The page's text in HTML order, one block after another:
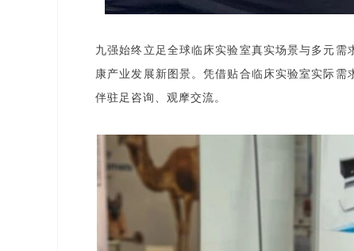
九强始终立足全球临床实验室真实场景与多元
康产业发展新图景。凭借贴合临床实验室实际
伴驻足咨询、观摩交流。